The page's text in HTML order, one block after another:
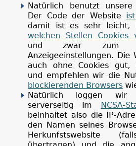
Natürlich benutzt unsere
Der Code der Website
damit ist es sehr leicht,
welchen Stellen Cookies
und zwar zum
Anzeigeeinstellungen. Die
auch ohne Cookies gut,
und empfehlen wir die
blockierenden Browsers
Natürlich loggen wir
serverseitig im NCSA-
beinhaltet also die IP-
den Namen seines
Herkunfstswebsite